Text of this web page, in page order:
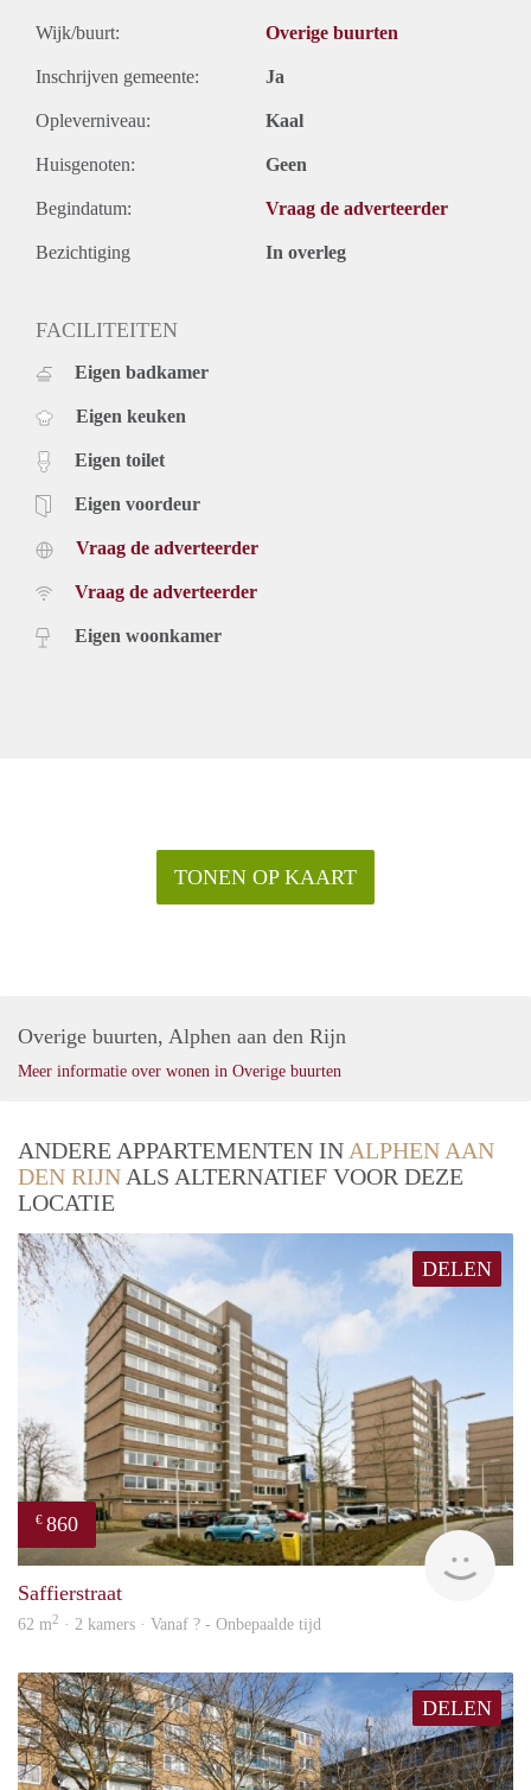
Wijk/buurt: Overige buurten
Inschrijven gemeente: Ja
Opleverniveau: Kaal
Huisgenoten: Geen
Begindatum: Vraag de adverteerder
Bezichtiging In overleg
FACILITEITEN
Eigen badkamer
Eigen keuken
Eigen toilet
Eigen voordeur
Vraag de adverteerder
Vraag de adverteerder
Eigen woonkamer
TONEN OP KAART
Overige buurten, Alphen aan den Rijn
Meer informatie over wonen in Overige buurten
ANDERE APPARTEMENTEN IN ALPHEN AAN
DEN RIJN ALS ALTERNATIEF VOOR DEZE
LOCATIE
DELEN
€ 860
Saffierstraat
62 m2 · 2 kamers · Vanaf ? - Onbepaalde tijd
DELEN